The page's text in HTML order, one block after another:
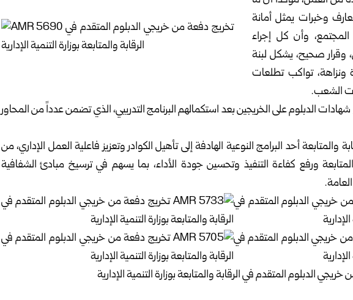
وخبرات يمثل أمانة
وأن كل إجراء
وقرار صحيح، يشكل لبنة
ونزاهة، تواكب تطلعات
الشعب.
الدبلوم على الخريجين بعد استكمالهم البرنامج التدريبي، الذي تضمن عدداً من المحاور
والمتابعة أحد البرامج النوعية الهادفة إلى تأهيل الكوادر وتعزيز فاعلية العمل الإداري، من
ورفع كفاءة التنفيذ وتحسين جودة الأداء، بما يسهم في ترسيخ مبادئ الشفافية